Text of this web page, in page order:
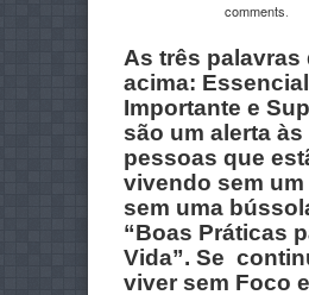
comments
As três palavras
acima:
Importante e
são um alerta às
pessoas que
vivendo sem um
sem uma
“Boas Práticas
Vida”. Se
viver sem Foco